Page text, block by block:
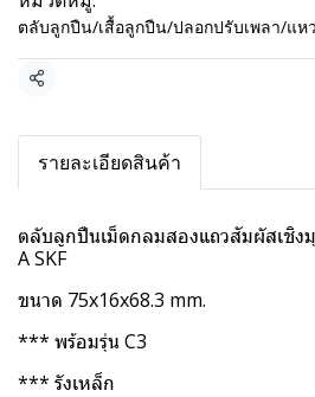
ตลับลูกปืน/เสื้อลูกปืน/ปลอกปรับเพลา/แห
แชร์
รายละเอียดสินค้า
ตลับลูกปืนเม็ดกลมสองแถวสัมผัสเชิง
A SKF
ขนาด 75x16x68.3 mm.
*** พร้อมรุ่น C3
*** รังเหล็ก